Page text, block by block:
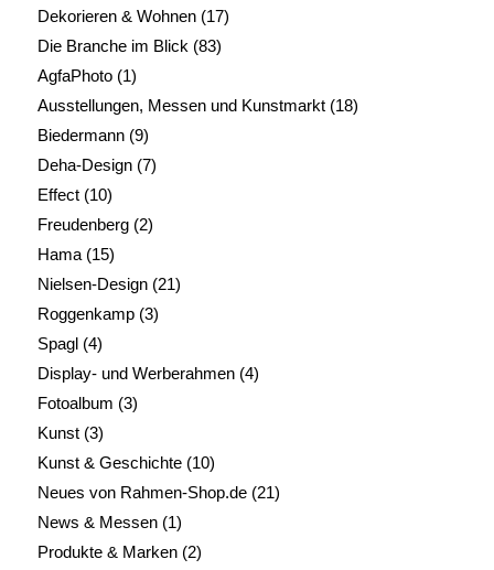
Dekorieren & Wohnen(17)
Die Branche im Blick (83)
AgfaPhoto(1)
Ausstellungen, Messen und Kunstmarkt(18)
Biedermann(9)
Deha-Design(7)
Effect(10)
Freudenberg(2)
Hama(15)
Nielsen-Design(21)
Roggenkamp(3)
Spagl(4)
Display- und Werberahmen(4)
Fotoalbum (3)
Kunst(3)
Kunst & Geschichte(10)
Neues von Rahmen-Shop.de(21)
News & Messen(1)
Produkte & Marken(2)